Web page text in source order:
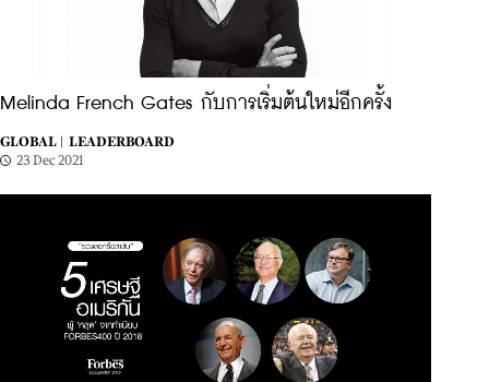
Melinda French Gates กับการเริ่มต้นใหม่อีกครั้ง
GLOBAL |
LEADERBOARD
23 Dec 2021